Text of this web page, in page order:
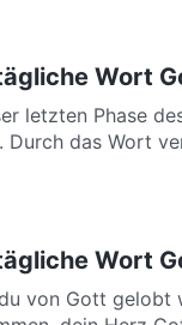
Wort
letzten Phase
Durch das Wort
Wort
von Gott gelobt